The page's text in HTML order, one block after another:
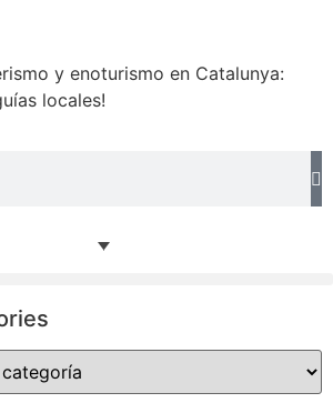
y enoturismo en Catalunya:
locales!